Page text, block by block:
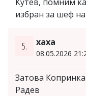
избран за шеф
5. хаха
08.05.2026
Затова
Радев